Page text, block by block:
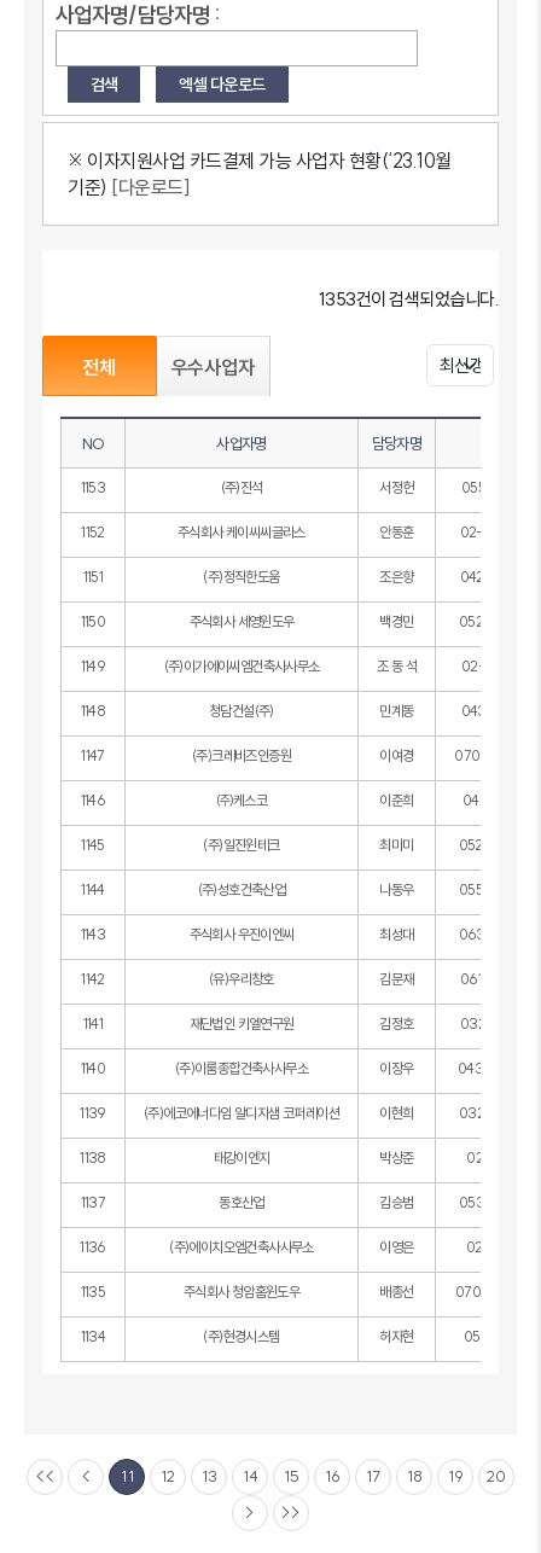
사업자명/담당자명 :
※ 이자지원사업 카드결제 가능 사업자 현황(‘23.10월
기준) [다운로드]
1353건이 검색되었습니다.
전체 우수사업자
NO 사업자명 담당자명
1153 (주)진석 서정헌 055-551-
1152 주식회사 케이씨씨글라스 안동훈 02-2015-
1151 (주)정직한도움 조은향 042-638-
1150 주식회사 세영윈도우 백경민 052-244-
1149 (주)이가에이씨엠건축사사무소 조 동 석 02-6717-
1148 청담건설(주) 민계동 043-267-
1147 (주)크레비즈인증원 이여경 070-4708-
1146 ㈜케스코 이준희 042-471-
1145 (주)일진윈테크 최미미 052-274-
1144 (주)성호건축산업 나동우 055-641-
1143 주식회사 우진이엔씨 최성대 063-904-
1142 (유)우리창호 김문재 061-244-
1141 재단법인 키엘연구원 김정호 032-820-
1140 (주)이룸종합건축사사무소 이장우 043-224-
1139 (주)에코에너다임 알디지샘 코퍼레이션 이현희 032-670-
1138 태강이엔지 박상준 02-470-
1137 동호산업 김승범 053-817-
1136 (주)에이치오엠건축사사무소 이영은 02-579-
1135 주식회사 청암홈윈도우 배종선 070-8016-
1134 (주)현경시스템 허자현 054-371-
<< < 11 12 13 14 15 16 17 18 19
20
>
>>